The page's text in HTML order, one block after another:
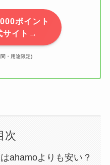
ポイント
サイト→
・用途限定)
次
ahamoよりも安い？